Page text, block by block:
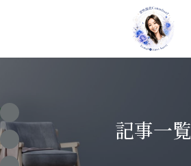
キ
ッ
プ
に
移
動
記事一覧